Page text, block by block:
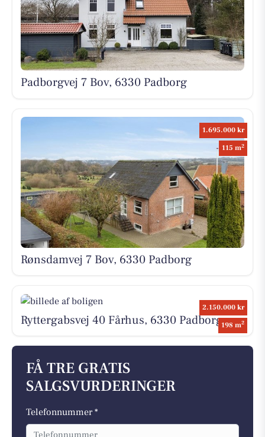
Padborgvej 7 Bov, 6330 Padborg
1.695.000 kr
115 m2
Rønsdamvej 7 Bov, 6330 Padborg
2.150.000 kr
198 m2
Ryttergabsvej 40 Fårhus, 6330 Padborg
FÅ TRE GRATIS
SALGSVURDERINGER
Telefonnummer *